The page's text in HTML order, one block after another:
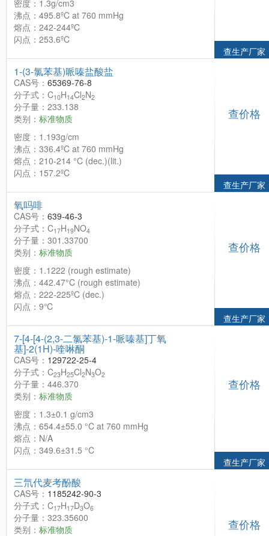
密度：1.3g/cm3
沸点：495.8ºC at 760 mmHg
熔点：242-244ºC
闪点：253.6ºC
查生产厂家
1-(3-氯苯基)哌嗪盐酸盐
CAS号： 65369-76-8
分子式：C10H14Cl2N2
分子量：233.138
类别： 标准物质
密度：1.193g/cm
沸点：336.4ºC at 760 mmHg
熔点：210-214 °C (dec.)(lit.)
闪点：157.2ºC
查价格
查生产厂家
氧吗啡
CAS号： 639-46-3
分子式：C17H19NO4
分子量：301.33700
类别： 标准物质
密度：1.1222 (rough estimate)
沸点：442.47°C (rough estimate)
熔点：222-225ºC (dec.)
闪点：9℃
查价格
查生产厂家
7-[4-[4-(2,3-二氯苯基)-1-哌嗪基]丁氧
基]-2(1H)-喹啉酮
CAS号： 129722-25-4
分子式：C23H25Cl2N3O2
分子量：446.370
类别： 标准物质
密度：1.3±0.1 g/cm3
沸点：654.4±55.0 °C at 760 mmHg
熔点：N/A
闪点：349.6±31.5 °C
查价格
查生产厂家
三氘代麦考酚酸
CAS号： 1185242-90-3
分子式：C17H17D3O6
分子量：323.35600
类别： 标准物质
查价格